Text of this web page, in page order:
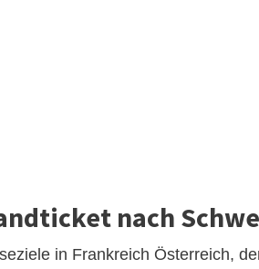
nach
in Frankreich Österreich,